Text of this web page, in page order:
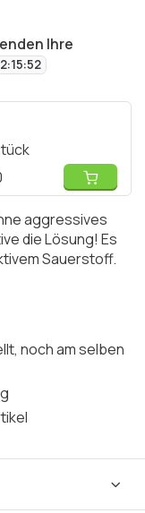
Ihre
:15:52
aggressives
die Lösung! Es
Sauerstoff.
noch am selben